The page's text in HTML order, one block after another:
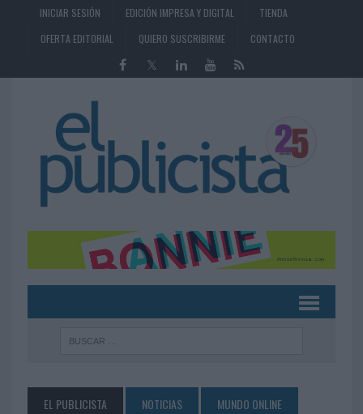
INICIAR SESIÓN EDICIÓN IMPRESA Y DIGITAL
TIENDA
OFERTA EDITORIAL
QUIERO SUSCRIBIRME CONTACTO
EL PUBLICISTA NOTICIAS MUNDO ONLINE